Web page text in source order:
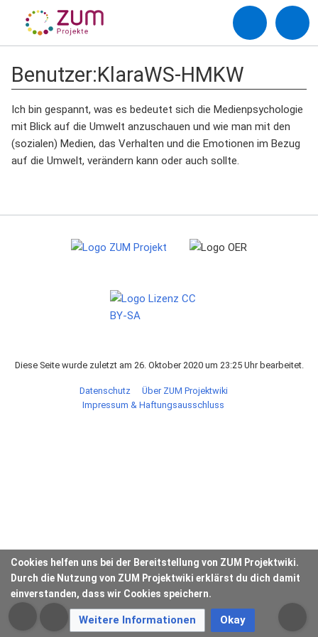
Benutzer:KlaraWS-HMKW
Ich bin gespannt, was es bedeutet sich die Medienpsychologie
mit Blick auf die Umwelt anzuschauen und wie man mit den
(sozialen) Medien, das Verhalten und die Emotionen im Bezug
auf die Umwelt, verändern kann oder auch sollte.
Cookies helfen uns bei der Bereitstellung von ZUM Projektwiki.
Durch die Nutzung von ZUM Projektwiki erklärst du dich damit
einverstanden, dass wir Cookies speichern.
Weitere Informationen Okay
Diese Seite wurde zuletzt am 26. Oktober 2020 um 23:25 Uhr bearbeitet.
Datenschutz
Über ZUM Projektwiki
Impressum & Haftungsausschluss